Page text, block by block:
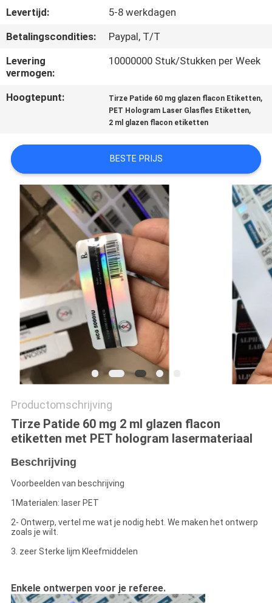
NIEUWS
GEVALLEN
SITEMAP
POLICY
Levertijd:
5-8 werkdagen
Betalingscondities:
Paypal, T/T
Levering
vermogen:
10000000 Stuk/Stukken per Week
Hoogtepunt: Tirze Patide 60 mg glazen flacon Etiketten,
PET Hologram Laser Glasfles Etiketten,
2 ml glazen flacon etiketten
BESTE PRIJS
Productomschrijving
Tirze Patide 60 mg 2 ml glazen flacon
etiketten met PET hologram lasermateriaal
Beschrijving
Voorbeelden van beschrijving
1Materialen: laser PET
2- Ontwerp, vertel me wat je nodig hebt. We maken het ontwerp
zoals je wilt.
3. zeer Sterke lijm Kleefmiddelen
Enkele ontwerpen voor je referee.